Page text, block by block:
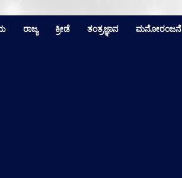
ರಾಜ್ಯ ಕ್ರೀಡೆ ತಂತ್ರಜ್ಞಾನ ಮನೋರಂಜನೆ